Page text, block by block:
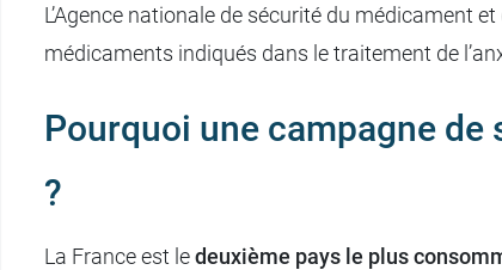
L’Agence nationale de sécurité du médicament
médicaments indiqués dans le traitement de
Pourquoi une campagne
?
La France est ledeuxième pays le plus